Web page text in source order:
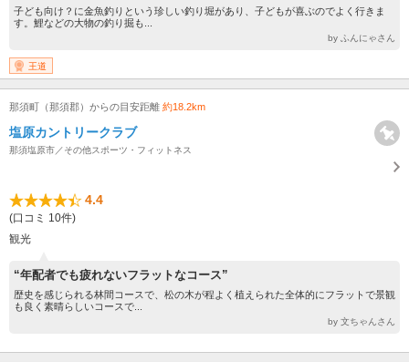
子ども向け？に金魚釣りという珍しい釣り堀があり、子どもが喜ぶのでよく行きま
す。鯉などの大物の釣り掘も...
by ふんにゃさん
王道
那須町（那須郡）からの目安距離 約18.2km
塩原カントリークラブ
那須塩原市／その他スポーツ・フィットネス
4.4
(口コミ 10件)
観光
“年配者でも疲れないフラットなコース”
歴史を感じられる林間コースで、松の木が程よく植えられた全体的にフラットで景観
も良く素晴らしいコースで...
by 文ちゃんさん